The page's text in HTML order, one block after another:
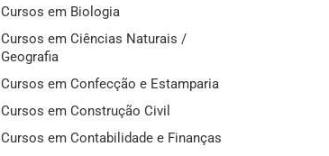
Cursos em Biologia
Cursos em Ciências Naturais /
Geografia
Cursos em Confecção e Estamparia
Cursos em Construção Civil
Cursos em Contabilidade e Finanças